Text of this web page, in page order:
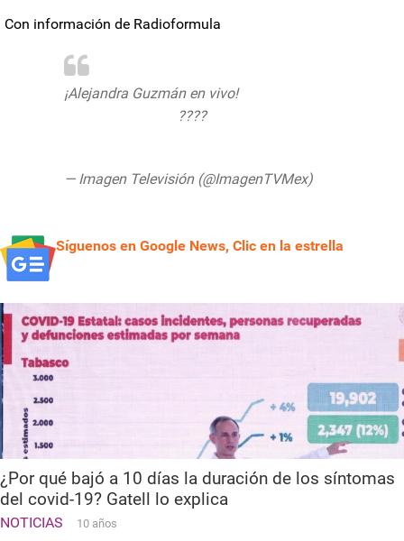
Con información de Radioformula
¡Alejandra Guzmán en vivo!
????
— Imagen Televisión (@ImagenTVMex)
Síguenos en Google News, Clic en la estrella
¿Por qué bajó a 10 días la duración de los síntomas
del covid-19? Gatell lo explica
NOTICIAS 10 años